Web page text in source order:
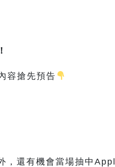
容搶先預告
，還有機會當場抽中